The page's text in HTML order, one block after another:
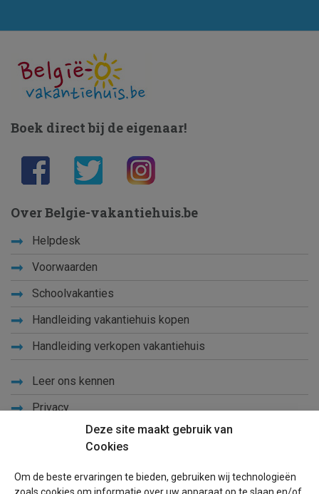
Deze site maakt gebruik van
Cookies
Om de beste ervaringen te bieden, gebruiken wij technologieën
Boek direct bij de eigenaar!
Over Belgie-vakantiehuis.be
Helpdesk
Voorwaarden
Schoolvakanties
Handleiding vakantiehuis kopen
Handleiding verkopen vakantiehuis
Leer ons kennen
Privacy
Blog